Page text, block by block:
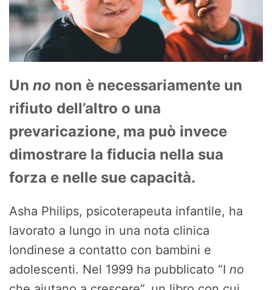
Un no non è necessariamente un
rifiuto dell’altro o una
prevaricazione, ma può invece
dimostrare la fiducia nella sua
forza e nelle sue capacità.
Asha Philips, psicoterapeuta infantile, ha
lavorato a lungo in una nota clinica
londinese a contatto con bambini e
adolescenti. Nel 1999 ha pubblicato “I no